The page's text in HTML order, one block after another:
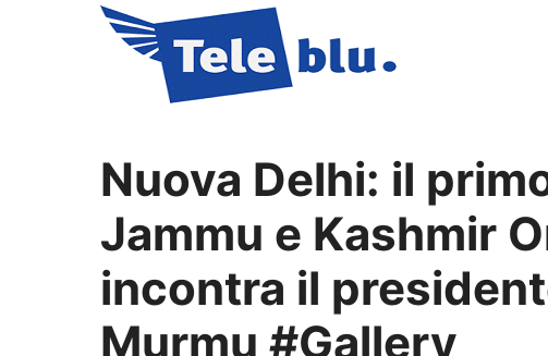
Nuova Delhi: il
Jammu e Kashmir
incontra il
Murmu #Gallery